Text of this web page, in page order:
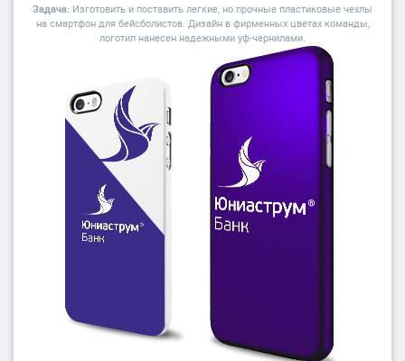
Задача: Изготовить и поставить легкие, но прочные пластиковые чехлы
на смартфон для бейсболистов. Дизайн в фирменных цветах команды,
логотип нанесен надежными уф-чернилами.